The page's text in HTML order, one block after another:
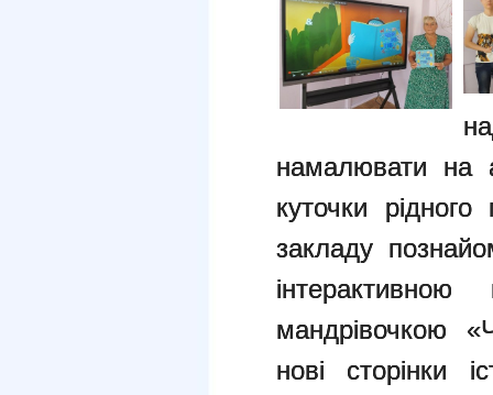
намалювати на
куточки
закладу
мандрівочкою
нові сторінки